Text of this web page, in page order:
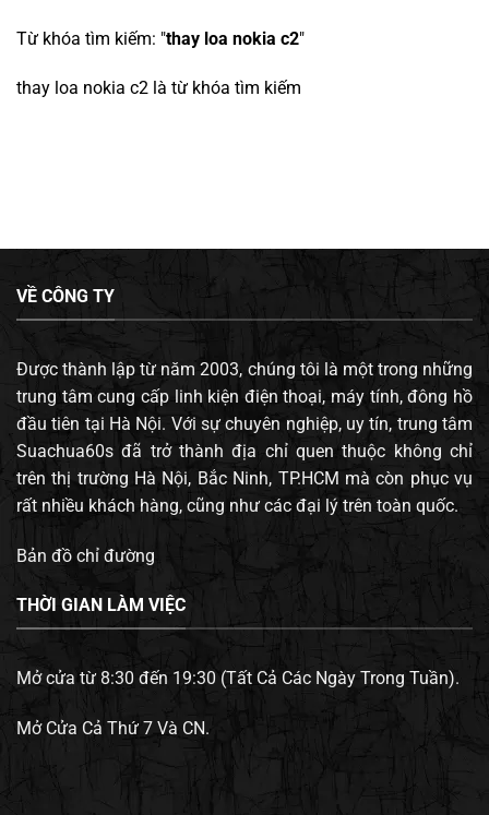
Từ khóa tìm kiếm: "thay loa nokia c2"
thay loa nokia c2 là từ khóa tìm kiếm
VỀ CÔNG TY
Được thành lập từ năm 2003, chúng tôi là một trong những
trung tâm cung cấp linh kiện điện thoại, máy tính, đông hồ
đầu tiên tại Hà Nội. Với sự chuyên nghiệp, uy tín, trung tâm
Suachua60s đã trở thành địa chỉ quen thuộc không chỉ
trên thị trường Hà Nội, Bắc Ninh, TP.HCM mà còn phục vụ
rất nhiều khách hàng, cũng như các đại lý trên toàn quốc.
Bản đồ chỉ đường
THỜI GIAN LÀM VIỆC
Mở cửa từ 8:30 đến 19:30 (Tất Cả Các Ngày Trong Tuần).
Mở Cửa Cả Thứ 7 Và CN.